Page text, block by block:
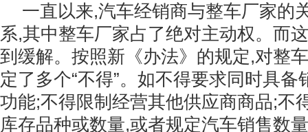
一直以来,汽车经销商与整车厂家的
系,其中整车厂家占了绝对主动权。而
到缓解。按照新《办法》的规定,对整
定了多个“不得”。如不得要求同时具
功能;不得限制经营其他供应商商品;不
库存品种或数量,或者规定汽车销售数